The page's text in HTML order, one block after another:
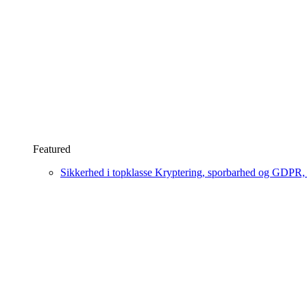
Featured
Sikkerhed i topklasse Kryptering, sporbarhed og